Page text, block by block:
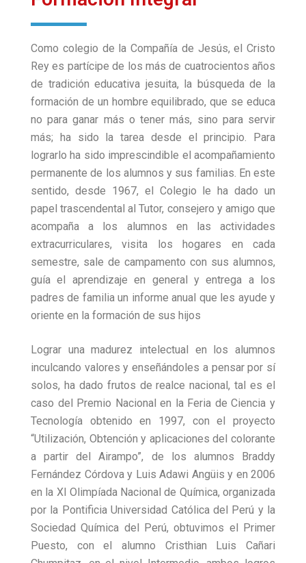
Como colegio de la Compañía de Jesús, el Cristo
Rey es partícipe de los más de cuatrocientos años
de tradición educativa jesuita, la búsqueda de la
formación de un hombre equilibrado, que se educa
no para ganar más o tener más, sino para servir
más; ha sido la tarea desde el principio. Para
lograrlo ha sido imprescindible el acompañamiento
permanente de los alumnos y sus familias. En este
sentido, desde 1967, el Colegio le ha dado un
papel trascendental al Tutor, consejero y amigo que
acompaña a los alumnos en las actividades
extracurriculares, visita los hogares en cada
semestre, sale de campamento con sus alumnos,
guía el aprendizaje en general y entrega a los
padres de familia un informe anual que les ayude y
oriente en la formación de sus hijos
Lograr una madurez intelectual en los alumnos
inculcando valores y enseñándoles a pensar por sí
solos, ha dado frutos de realce nacional, tal es el
caso del Premio Nacional en la Feria de Ciencia y
Tecnología obtenido en 1997, con el proyecto
“Utilización, Obtención y aplicaciones del colorante
a partir del Airampo”, de los alumnos Braddy
Fernández Córdova y Luis Adawi Angüis y en 2006
en la XI Olimpíada Nacional de Química, organizada
por la Pontificia Universidad Católica del Perú y la
Sociedad Química del Perú, obtuvimos el Primer
Puesto, con el alumno Cristhian Luis Cañari